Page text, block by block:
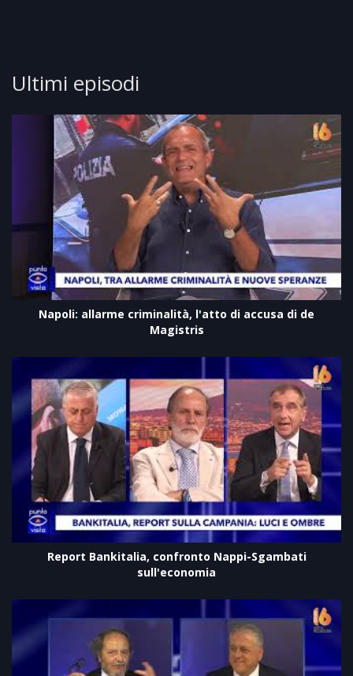
Ultimi episodi
Napoli: allarme criminalità, l'atto di accusa di de
Magistris
Report Bankitalia, confronto Nappi-Sgambati
sull'economia